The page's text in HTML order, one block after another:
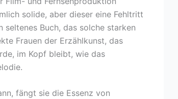
solide, aber dieser eine Fehltritt
Buch, das solche starken
Frauen der Erzählkunst, das
im Kopf bleibt, wie das
fängt sie die Essenz von